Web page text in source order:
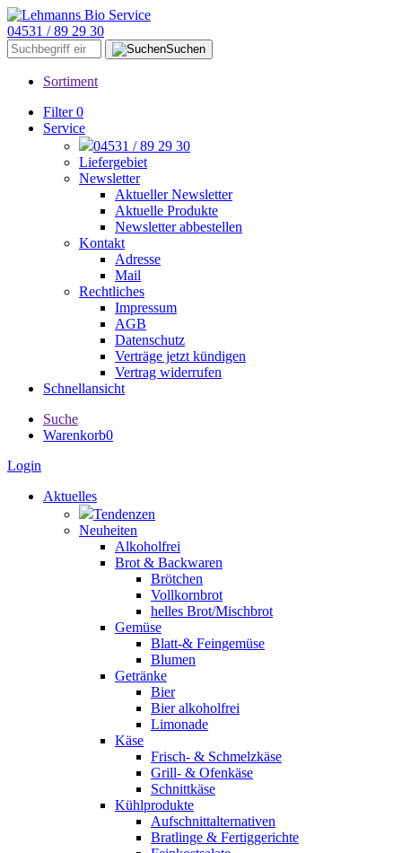
04531 / 89 29 30
Suchen
Sortiment
Filter 0
Service
04531 / 89 29 30
Liefergebiet
Newsletter
Aktueller Newsletter
Aktuelle Produkte
Newsletter abbestellen
Kontakt
Adresse
Mail
Rechtliches
Impressum
AGB
Datenschutz
Verträge jetzt kündigen
Vertrag widerrufen
Schnellansicht
Suche
Warenkorb0
Login
Aktuelles
Tendenzen
Neuheiten
Alkoholfrei
Brot & Backwaren
Brötchen
Vollkornbrot
helles Brot/Mischbrot
Gemüse
Blatt-& Feingemüse
Blumen
Getränke
Bier
Bier alkoholfrei
Limonade
Käse
Frisch- & Schmelzkäse
Grill- & Ofenkäse
Schnittkäse
Kühlprodukte
Aufschnittalternativen
Bratlinge & Fertiggerichte